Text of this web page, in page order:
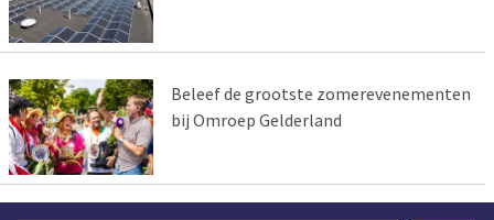
Beleef de grootste zomerevenementen
bij Omroep Gelderland